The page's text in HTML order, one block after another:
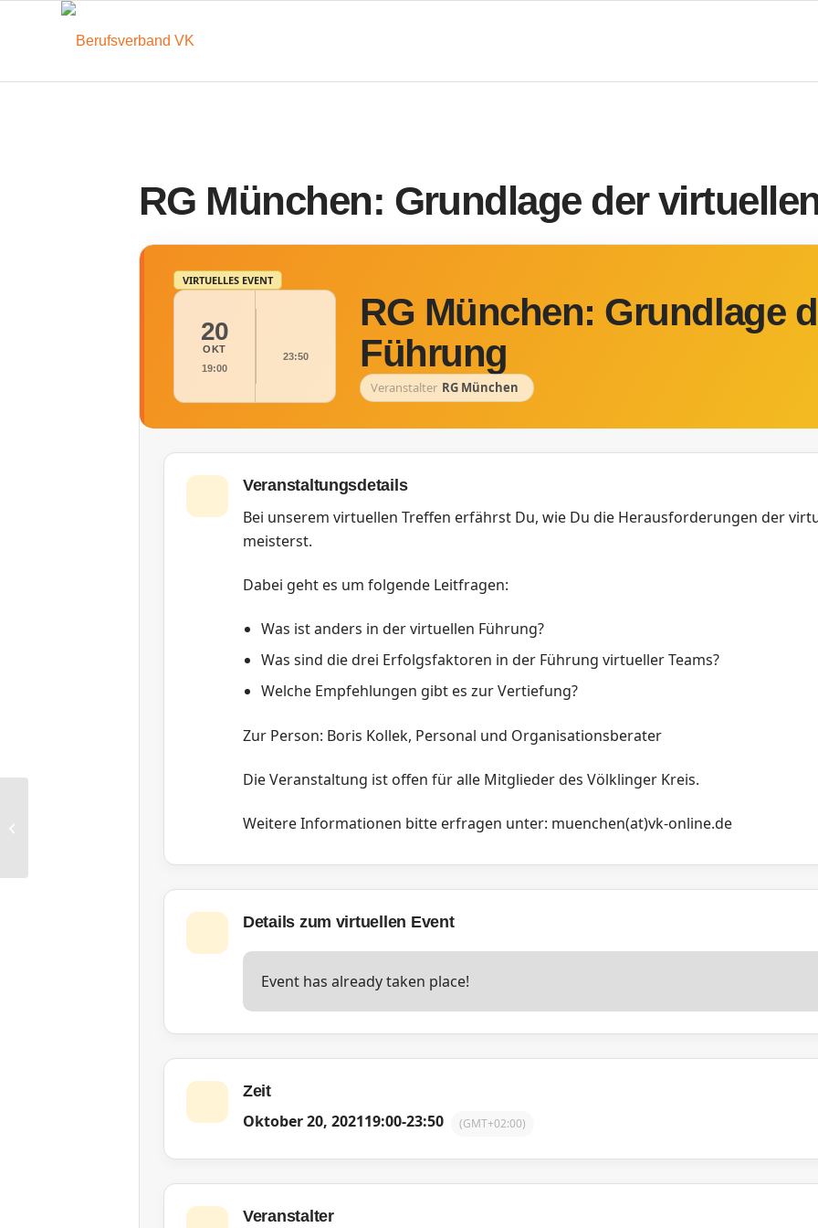
RG München: Grundlage der
VIRTUELLES EVENT
20
OKT
19:00
23:50
RG München: Grundlage
Führung
Veranstalter RG München
Veranstaltungsdetails
Bei unserem virtuellen Treffen erfährst Du, wie Du die Herausforderungen der
meisterst.
Dabei geht es um folgende Leitfragen:
Was ist anders in der virtuellen Führung?
Was sind die drei Erfolgsfaktoren in der Führung virtueller Teams?
Welche Empfehlungen gibt es zur Vertiefung?
Zur Person: Boris Kollek, Personal und Organisationsberater
Die Veranstaltung ist offen für alle Mitglieder des Völklinger Kreis.
Weitere Informationen bitte erfragen unter: muenchen(at)vk-online.de
Details zum virtuellen Event
Event has already taken place!
Zeit
Oktober 20, 202119:00-23:50 (GMT+02:00)
Veranstalter